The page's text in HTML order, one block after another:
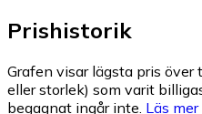
Prishistorik
Grafen visar lägsta pris
eller storlek) som varit
begagnat ingår inte. Läs